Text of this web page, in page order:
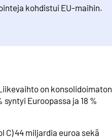
kohdistui EU-maihin.
on konsolidoimaton
Euroopassa ja 18 %
44 miljardia euroa sekä